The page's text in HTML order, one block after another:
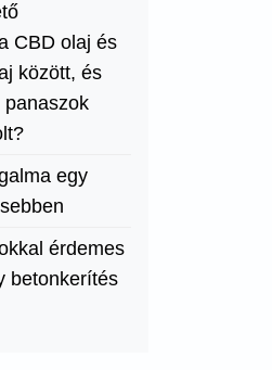
CBD olaj és
között, és
panaszok
egy
érdemes
betonkerítés